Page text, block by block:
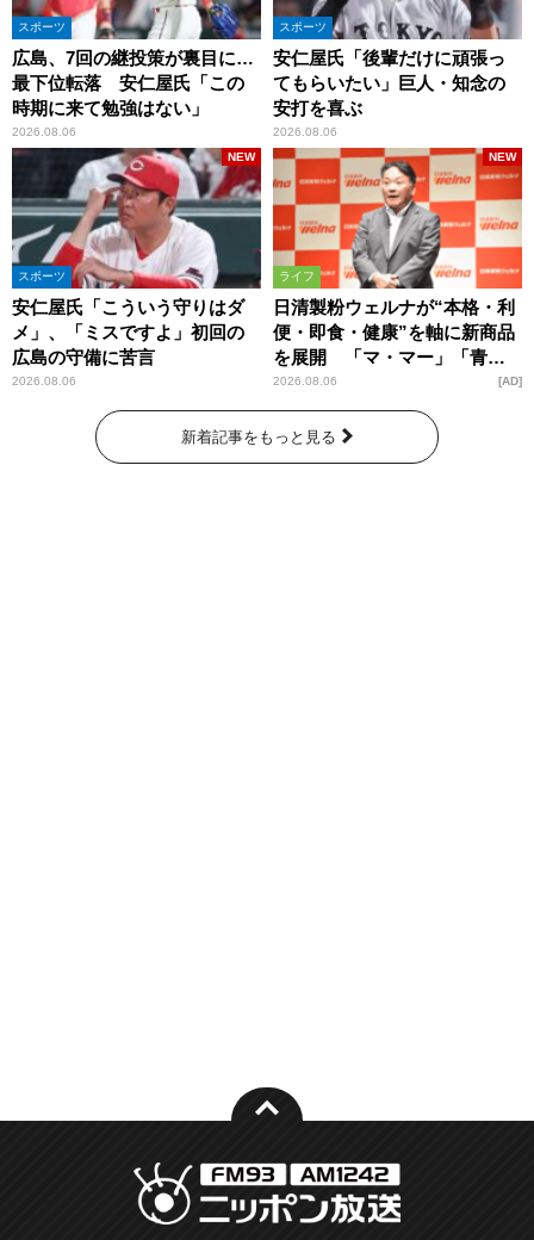
スポーツ
広島、7回の継投策が裏目に…
最下位転落 安仁屋氏「この
時期に来て勉強はない」
2026.08.06
スポーツ
安仁屋氏「後輩だけに頑張っ
てもらいたい」巨人・知念の
安打を喜ぶ
2026.08.06
スポーツ
安仁屋氏「こういう守りはダ
メ」、「ミスですよ」初回の
広島の守備に苦言
2026.08.06
NEW
ライフ
日清製粉ウェルナが“本格・利
便・即食・健康”を軸に新商品
を展開 「マ・マー」「青の
洞窟」ブランドを強化
2026.08.06
NEW
AD
新着記事をもっと見る